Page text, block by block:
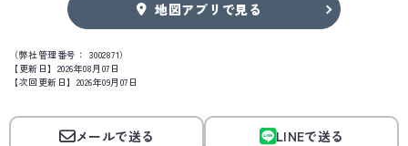
地図アプリで見る
（弊社管理番号： 3002871）
【更新日】2026年08月07日
【次回更新日】2026年09月07日
メールで送る LINEで送る